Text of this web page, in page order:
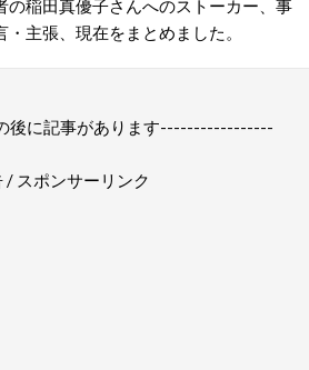
の稲田真優子さんへのストーカー、事
主張、現在をまとめました。
に記事があります-----------------
/ スポンサーリンク